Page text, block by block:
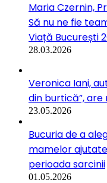
Maria Czernin,
Să nu ne fie
Viață București
28.03.2026
Veronica Iani,
din burtică”, are
23.05.2026
Bucuria de a
mamelor
perioada sarcinii
01.05.2026